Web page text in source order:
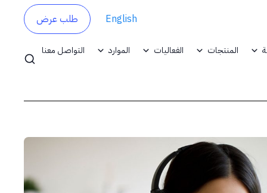
المنتجات الفعاليات الموارد التواصل معنا
English طلب عرض